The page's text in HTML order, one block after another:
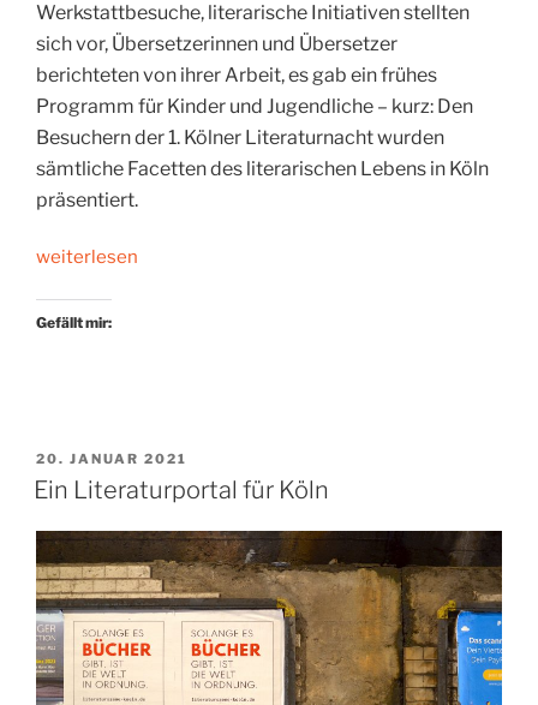
Werkstattbesuche, literarische Initiativen stellten
sich vor, Übersetzerinnen und Übersetzer
berichteten von ihrer Arbeit, es gab ein frühes
Programm für Kinder und Jugendliche – kurz: Den
Besuchern der 1. Kölner Literaturnacht wurden
sämtliche Facetten des literarischen Lebens in Köln
präsentiert.
„Geplantes
weiterlesen
Gefällt mir:
VERÖFFENTLICHT
AM
20. JANUAR 2021
Ein Literaturportal für Köln